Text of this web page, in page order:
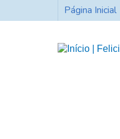
Página Inicial